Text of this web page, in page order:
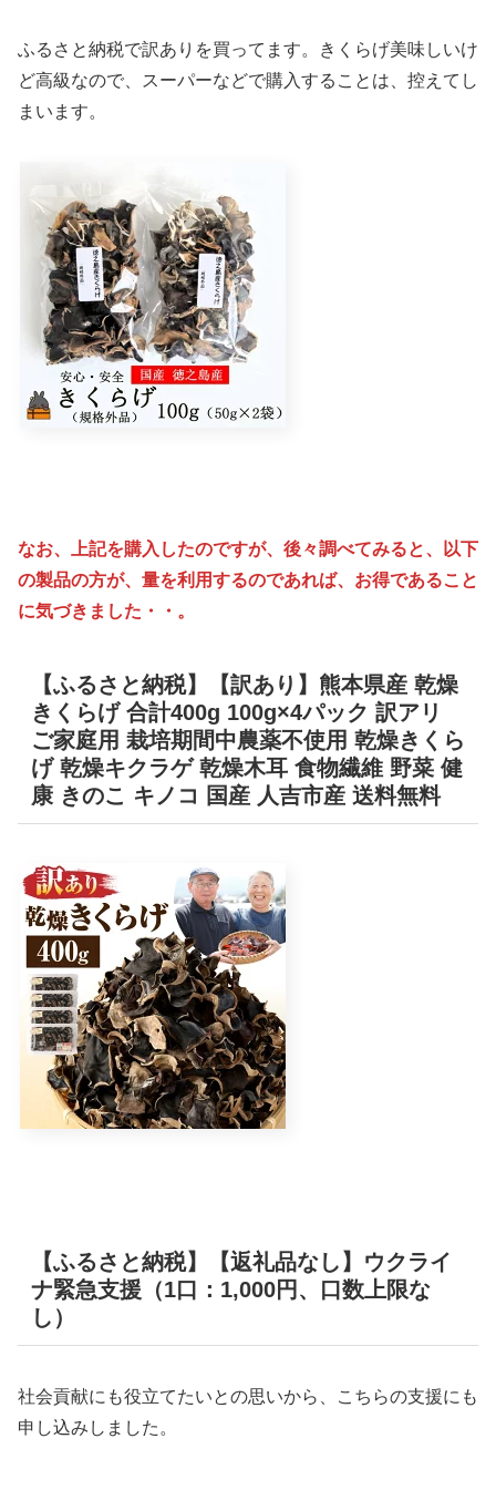
ふるさと納税で訳ありを買ってます。きくらげ美味しいけ
ど高級なので、スーパーなどで購入することは、控えてし
まいます。
なお、上記を購入したのですが、後々調べてみると、以下
の製品の方が、量を利用するのであれば、お得であること
に気づきました・・。
【ふるさと納税】【訳あり】熊本県産 乾燥
きくらげ 合計400g 100g×4パック 訳アリ
ご家庭用 栽培期間中農薬不使用 乾燥きくら
げ 乾燥キクラゲ 乾燥木耳 食物繊維 野菜 健
康 きのこ キノコ 国産 人吉市産 送料無料
【ふるさと納税】【返礼品なし】ウクライ
ナ緊急支援（1口：1,000円、口数上限な
し）
社会貢献にも役立てたいとの思いから、こちらの支援にも
申し込みしました。